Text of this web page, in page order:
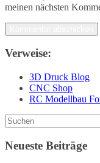
meinen nächsten
Verweise:
3D Druck Blog
CNC Shop
RC Modellbau
Neueste Beiträge